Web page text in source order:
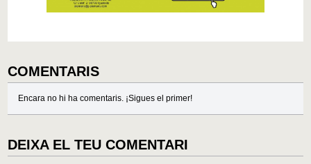
COMENTARIS
Encara no hi ha comentaris. ¡Sigues el primer!
DEIXA EL TEU COMENTARI